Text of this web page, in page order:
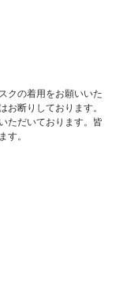
クの着用をお願いいた
お断りしております。
ただいております。皆
す。